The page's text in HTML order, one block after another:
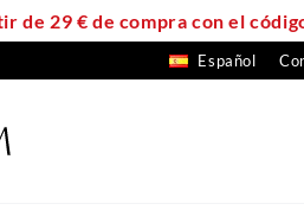
de 29 € de compra con el
Español